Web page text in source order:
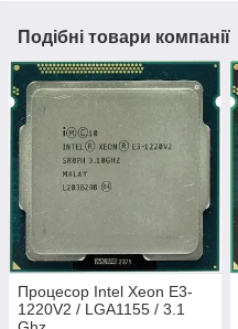
Подібні товари компанії
Процесор Intel Xeon E3-
1220V2 / LGA1155 / 3.1